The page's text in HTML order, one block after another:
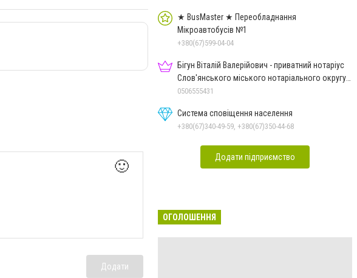
🙂
Додати
★ BusMaster ★ Переобладнання
Мікроавтобусів №1
+380(67)599-04-04
Бігун Віталій Валерійович - приватний нотаріус
Слов'янського міського нотаріального округу
Дон.обл.
0506555431
Система сповіщення населення
+380(67)340-49-59, +380(67)350-44-68
Додати підприємство
ОГОЛОШЕННЯ